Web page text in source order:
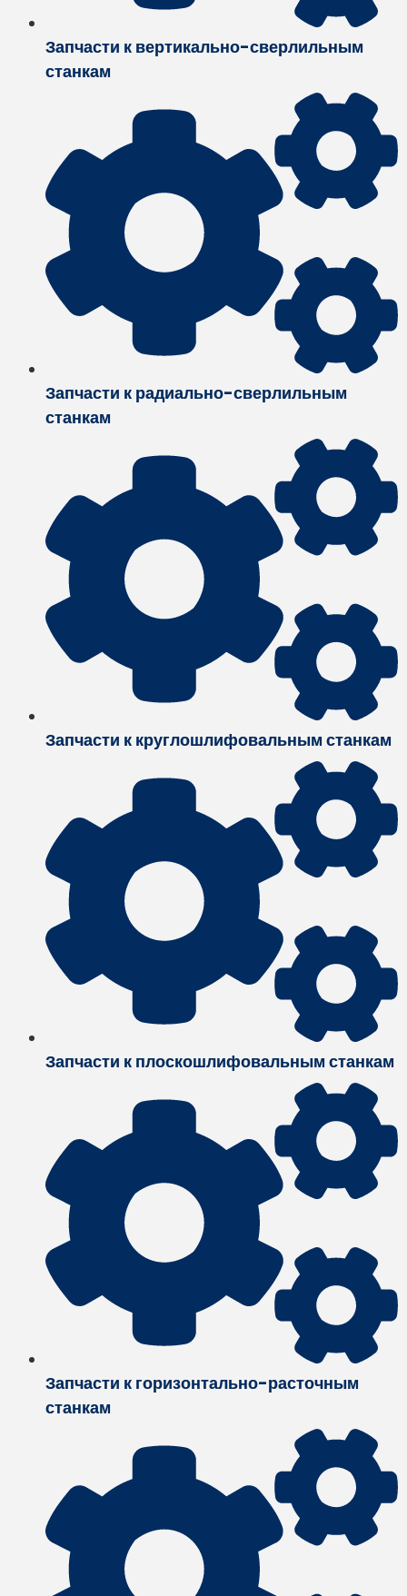
Запчасти к вертикально-сверлильным
станкам
Запчасти к радиально-сверлильным
станкам
Запчасти к круглошлифовальным станкам
Запчасти к плоскошлифовальным станкам
Запчасти к горизонтально-расточным
станкам